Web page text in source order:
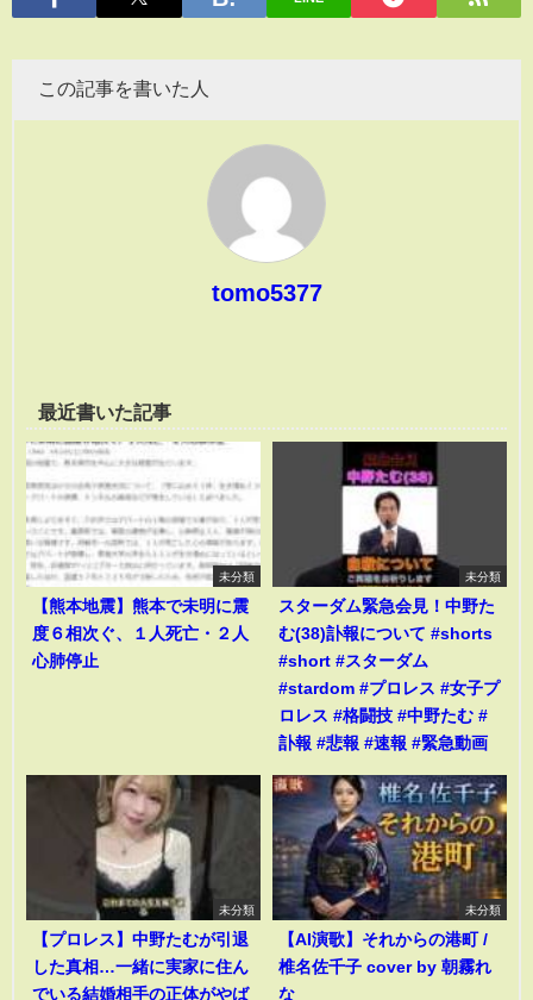
この記事を書いた人
tomo5377
最近書いた記事
未分類
【熊本地震】熊本で未明に震
度６相次ぐ、１人死亡・２人
心肺停止
未分類
スターダム緊急会見！中野た
む(38)訃報について #shorts
#short #スターダム
#stardom #プロレス #女子プ
ロレス #格闘技 #中野たむ #
訃報 #悲報 #速報 #緊急動画
未分類
【プロレス】中野たむが引退
した真相…一緒に実家に住ん
でいる結婚相手の正体がやば
未分類
【AI演歌】それからの港町 /
椎名佐千子 cover by 朝霧れ
な